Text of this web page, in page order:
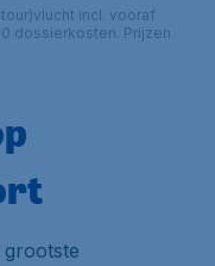
incl. vooraf
dossierkosten. Prijzen